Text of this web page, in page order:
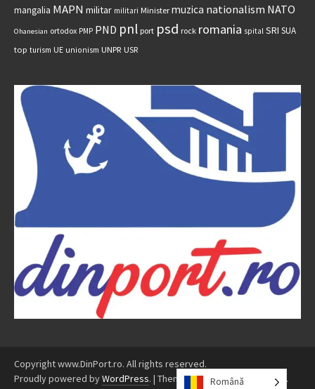
mangalia MAPN militar militari Minister muzica nationalism NATO
Ohanesian ortodox PMP PND pnl port psd rock romania spital SRI SUA
top turism UE unionism UNPR USR
Copyright www.DinPort.ro. All rights reserved.
Proudly powered byWordPress. | Theme: Awaken byThemezHut .
Română